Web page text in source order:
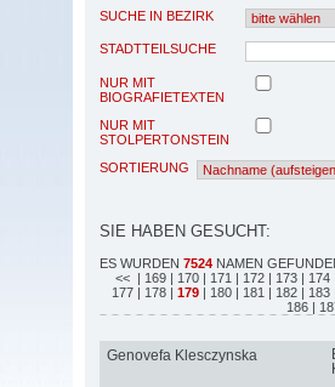
SUCHE IN BEZIRK
STADTTEILSUCHE
NUR MIT
BIOGRAFIETEXTEN
NUR MIT
STOLPERTONSTEIN
SORTIERUNG
SIE HABEN GESUCHT:
ES WURDEN 7524 NAMEN
<< | 169 | 170 | 171 | 172 | 173 | 174
177 | 178 | 179 | 180 | 181 | 182 | 183
186 |
Genovefa Klesczynska